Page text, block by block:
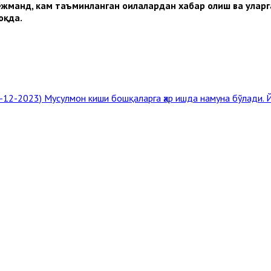
кам таъминланган оилалардан хабар олиш ва
12-2023) Мусулмон киши бошқаларга ҳар ишда намуна бўлади.